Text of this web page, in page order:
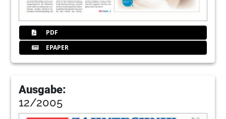
PDF
EPAPER
Ausgabe:
12/2005